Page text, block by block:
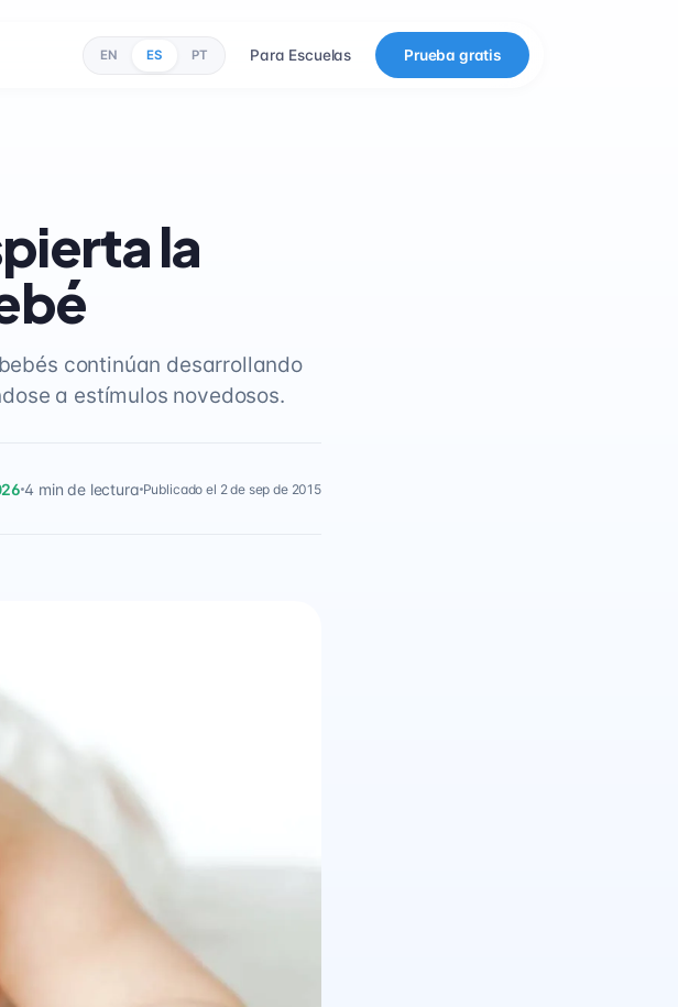
EN ES PT Para Escuelas Prueba gratis
la
continúan desarrollando
a estímulos novedosos.
4 min de lectura Publicado el 2 de sep de 2015